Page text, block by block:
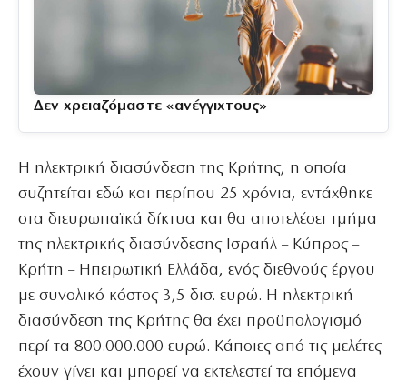
Δεν χρειαζόμαστε «ανέγγιχτους»
Η ηλεκτρική διασύνδεση της Κρήτης, η οποία
συζητείται εδώ και περίπου 25 χρόνια, εντάχθηκε
στα διευρωπαϊκά δίκτυα και θα αποτελέσει τμήμα
της ηλεκτρικής διασύνδεσης Ισραήλ – Κύπρος –
Κρήτη – Ηπειρωτική Ελλάδα, ενός διεθνούς έργου
με συνολικό κόστος 3,5 δισ. ευρώ. Η ηλεκτρική
διασύνδεση της Κρήτης θα έχει προϋπολογισμό
περί τα 800.000.000 ευρώ. Κάποιες από τις μελέτες
έχουν γίνει και μπορεί να εκτελεστεί τα επόμενα